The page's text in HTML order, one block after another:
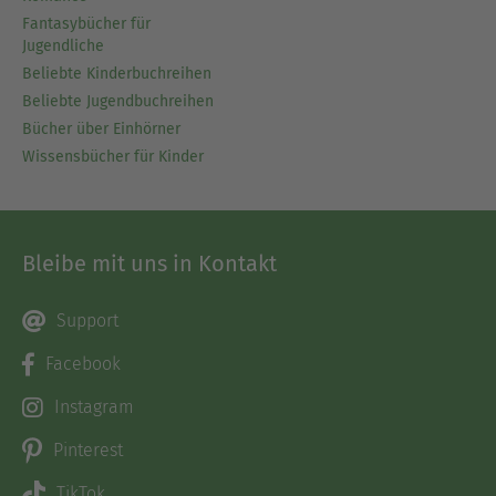
Fantasybücher für
Jugendliche
Beliebte Kinderbuchreihen
Beliebte Jugendbuchreihen
Bücher über Einhörner
Wissensbücher für Kinder
Bleibe mit uns in Kontakt
Support
Facebook
Instagram
Pinterest